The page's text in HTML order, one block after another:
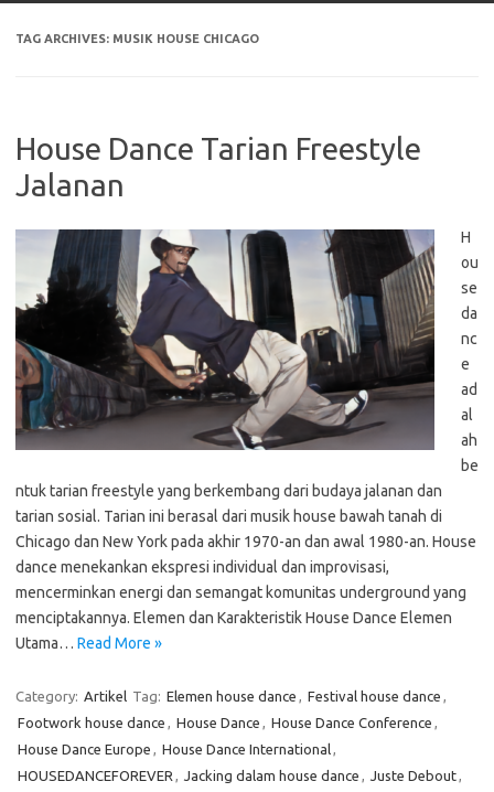
TAG ARCHIVES: MUSIK HOUSE CHICAGO
House Dance Tarian Freestyle
Jalanan
H
ou
se
da
nc
e
ad
al
ah
be
ntuk tarian freestyle yang berkembang dari budaya jalanan dan
tarian sosial. Tarian ini berasal dari musik house bawah tanah di
Chicago dan New York pada akhir 1970-an dan awal 1980-an. House
dance menekankan ekspresi individual dan improvisasi,
mencerminkan energi dan semangat komunitas underground yang
menciptakannya. Elemen dan Karakteristik House Dance Elemen
Utama… Read More »
Category: Artikel Tag: Elemen house dance , Festival house dance ,
Footwork house dance , House Dance , House Dance Conference ,
House Dance Europe , House Dance International,
HOUSEDANCEFOREVER , Jacking dalam house dance , Juste Debout,